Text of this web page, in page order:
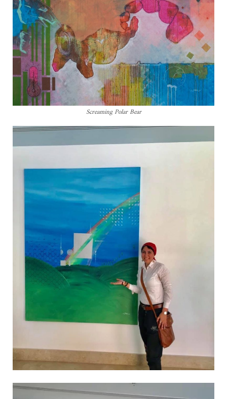
Screaming Polar Bear